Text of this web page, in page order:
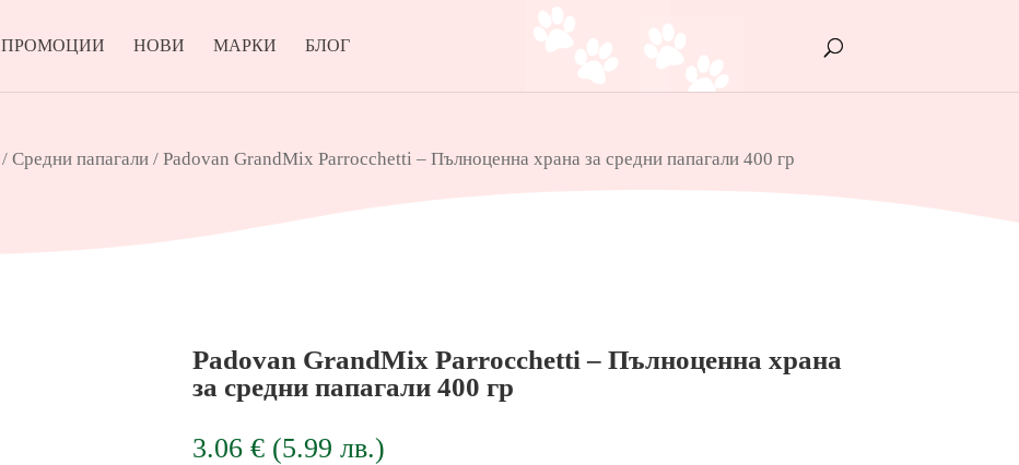
ПРОМОЦИИ НОВИ МАРКИ БЛОГ
/ Средни папагали / Padovan GrandMix Parrocchetti – Пълноценна храна за средни папагали 400 гр
Padovan GrandMix Parrocchetti – Пълноценна храна
за средни папагали 400 гр
3.06€ (5.99лв.)